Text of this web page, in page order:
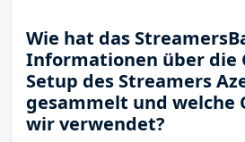
Wie hat das
Informationen über die
Setup des Streamers
gesammelt und welche
wir verwendet?